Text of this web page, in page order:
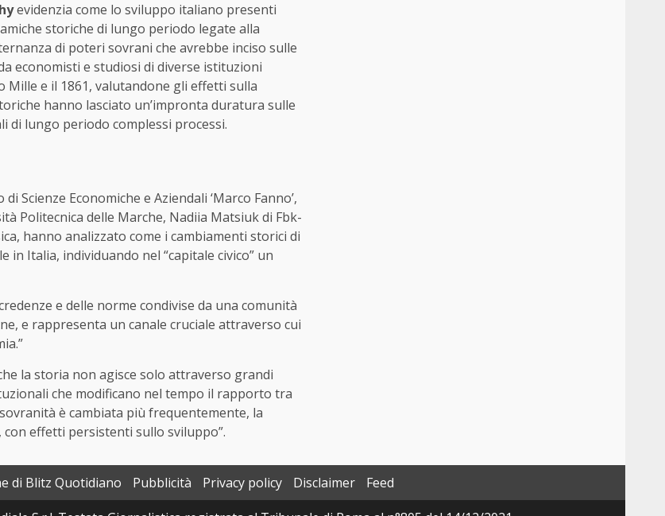
evidenzia come lo sviluppo italiano presenti
storiche di lungo periodo legate alla
di poteri sovrani che avrebbe inciso sulle
economisti e studiosi di diverse istituzioni
Mille e il 1861, valutandone gli effetti sulla
hanno lasciato un’impronta duratura sulle
di lungo periodo complessi processi.
Scienze Economiche e Aziendali ‘Marco Fanno’,
Politecnica delle Marche, Nadiia Matsiuk di Fbk-
hanno analizzato come i cambiamenti storici di
Italia, individuando nel “capitale civico” un
e delle norme condivise da una comunità
e rappresenta un canale cruciale attraverso cui
la storia non agisce solo attraverso grandi
che modificano nel tempo il rapporto tra
è cambiata più frequentemente, la
effetti persistenti sullo sviluppo”.
di Blitz Quotidiano Pubblicità Privacy policy Disclaimer
Feed